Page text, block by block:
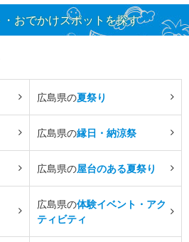
おでかけスポットを探す
広島県の夏祭り
広島県の縁日・納涼祭
広島県の屋台のある夏祭り
広島県の体験イベント・アク
ティビティ